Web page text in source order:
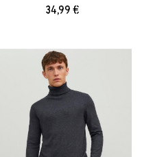
34,99 €